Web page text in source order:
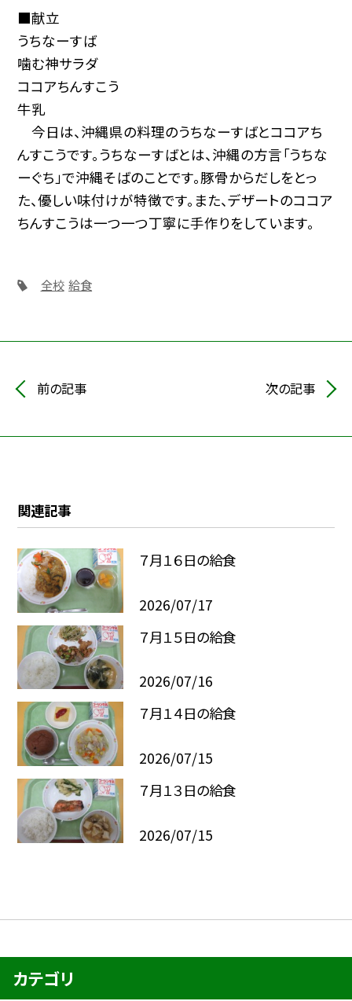
■献立
うちなーすば
噛む神サラダ
ココアちんすこう
牛乳
今日は、沖縄県の料理のうちなーすばとココアち
んすこうです。うちなーすばとは、沖縄の方言「うちな
ーぐち」で沖縄そばのことです。豚骨からだしをとっ
た、優しい味付けが特徴です。また、デザートのココア
ちんすこうは一つ一つ丁寧に手作りをしています。
全校 給食
前の記事 次の記事
関連記事
７月１６日の給食
2026/07/17
７月１５日の給食
2026/07/16
７月１４日の給食
2026/07/15
７月１３日の給食
2026/07/15
カテゴリ